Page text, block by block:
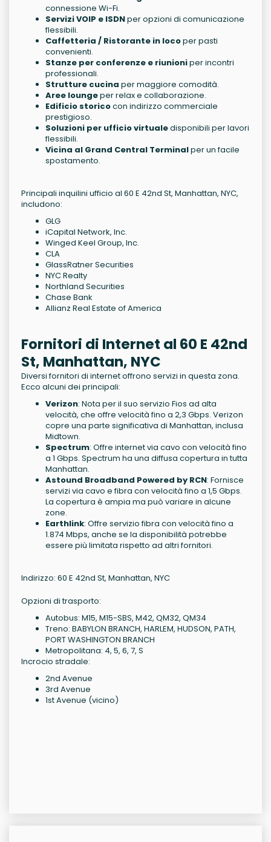
connessione Wi-Fi.
Servizi VOIP e ISDNper opzioni di comunicazione
flessibili.
Caffetteria / Ristorante in locoper pasti
convenienti.
Stanze per conferenze e riunioniper incontri
professionali.
Strutture cucina per maggiore comodità.
Aree loungeper relax e collaborazione.
Edificio storicocon indirizzo commerciale
prestigioso.
Soluzioni per ufficio virtualedisponibili per lavori
flessibili.
Vicina al Grand Central Terminalper un facile
spostamento.
Principali inquilini ufficio al 60 E 42nd St, Manhattan, NYC,
includono:
GLG
iCapital Network, Inc.
Winged Keel Group, Inc.
CLA
GlassRatner Securities
NYC Realty
Northland Securities
Chase Bank
Allianz Real Estate of America
Fornitori di Internet al 60 E 42nd
St, Manhattan, NYC
Diversi fornitori di internet offrono servizi in questa zona.
Ecco alcuni dei principali:
Verizon: Nota per il suo servizio Fios ad alta
velocità, che offre velocità fino a 2,3 Gbps. Verizon
copre una parte significativa di Manhattan, inclusa
Midtown.
Spectrum: Offre internet via cavo con velocità fino
a 1 Gbps. Spectrum ha una diffusa copertura in tutta
Manhattan.
Astound Broadband Powered by RCN: Fornisce
servizi via cavo e fibra con velocità fino a 1,5 Gbps.
La copertura è ampia ma può variare in alcune
zone.
Earthlink: Offre servizio fibra con velocità fino a
1.874 Mbps, anche se la disponibilità potrebbe
essere più limitata rispetto ad altri fornitori.
Indirizzo: 60 E 42nd St, Manhattan, NYC
Opzioni di trasporto:
Autobus: M15, M15-SBS, M42, QM32, QM34
Treno: BABYLON BRANCH, HARLEM, HUDSON, PATH,
PORT WASHINGTON BRANCH
Metropolitana: 4, 5, 6, 7, S
Incrocio stradale:
2nd Avenue
3rd Avenue
1st Avenue (vicino)